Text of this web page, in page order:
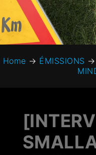
Home → ÉMISSIONS →